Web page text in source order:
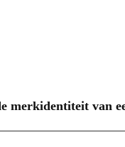
merkidentiteit van